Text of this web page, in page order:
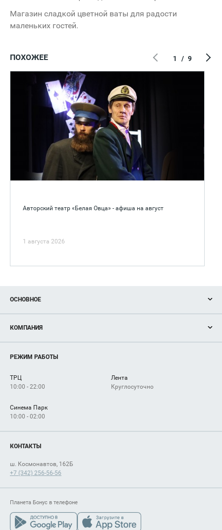
Магазин сладкой цветной ваты для радости
маленьких гостей.
ПОХОЖЕЕ
Авторский театр «Белая Овца» - афиша на август
1 августа 2026
1 / 9
ОСНОВНОЕ
Новости
Магазины
Услуги
КОМПАНИЯ
Рекламодателям
Как добраться
РЕЖИМ РАБОТЫ
ТРЦ
10:00 - 22:00
Лента
Круглосуточно
Синема Парк
10:00 - 02:00
КОНТАКТЫ
ш. Космонавтов, 162Б
+7 (342) 256-56-56
Планета Бонус в телефоне